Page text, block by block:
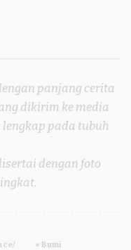
panjang cerita
dikirim ke media
pada tubuh
dengan foto
Bumi